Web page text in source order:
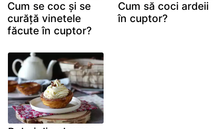
Cum se coc și se
curăță vinetele
făcute în cuptor?
Cum să coci ardeii
în cuptor?